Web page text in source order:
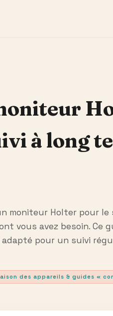
à long
moniteur Holter pour
vous avez besoin. Ce
pour un suivi
des appareils & guides «